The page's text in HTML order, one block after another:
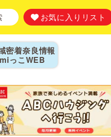
お気に入りリスト
密着奈良情報
っこ WEB